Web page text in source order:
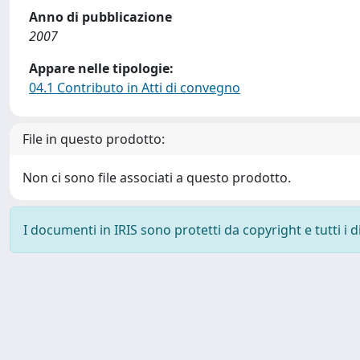
Anno di pubblicazione
2007
Appare nelle tipologie:
04.1 Contributo in Atti di convegno
File in questo prodotto:
Non ci sono file associati a questo prodotto.
I documenti in IRIS sono protetti da copyright e tutti i